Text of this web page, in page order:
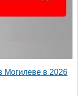
Могилеве в 2026